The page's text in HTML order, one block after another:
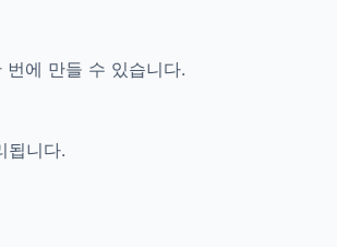
에 만들 수 있습니다.
됩니다.